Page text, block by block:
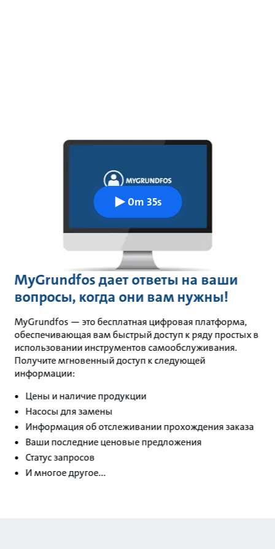
MyGrundfos дает ответы на ваши
вопросы, когда они вам нужны!
MyGrundfos — это бесплатная цифровая платформа,
обеспечивающая вам быстрый доступ к ряду простых в
использовании инструментов самообслуживания.
Получите мгновенный доступ к следующей
информации:
Цены и наличие продукции
Насосы для замены
Информация об отслеживании прохождения заказа
Ваши последние ценовые предложения
Статус запросов
И многое другое...
0m 35s